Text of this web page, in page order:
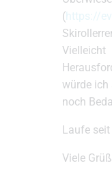
(https://
würde ich
noch
Laufe
Viele